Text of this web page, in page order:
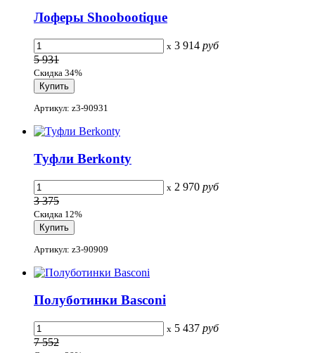
Лоферы Shoobootique
x 3 914 руб
5 931
Скидка 34%
Артикул: z3-90931
Туфли Berkonty
x 2 970 руб
3 375
Скидка 12%
Артикул: z3-90909
Полуботинки Basconi
x 5 437 руб
7 552